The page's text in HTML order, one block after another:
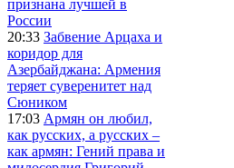
признана лучшей в
России
20:33 Забвение Арцаха и
коридор для
Азербайджана: Армения
теряет суверенитет над
Сюником
17:03 Армян он любил,
как русских, а русских –
как армян: Гений права и